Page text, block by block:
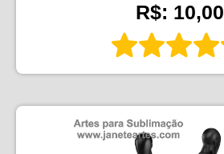
R$: 10,00